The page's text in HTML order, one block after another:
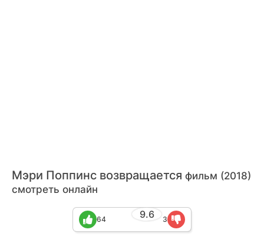
Мэри Поппинс возвращается фильм (2018)
смотреть онлайн
9.6
64 3